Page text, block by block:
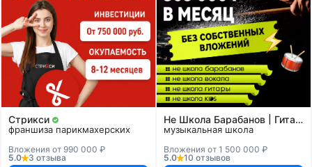
Стрикси
франшиза парикмахерских
Вложения от 990 000 ₽
5.0
3 отзыва
Не Школа Барабанов | Гитары | Вокала | KIDS
музыкальная школа
Вложения от 1 500 000 ₽
5.0
10 отзывов